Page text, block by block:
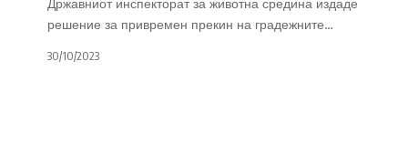
решение за привремен прекин на градежните…
30/10/2023